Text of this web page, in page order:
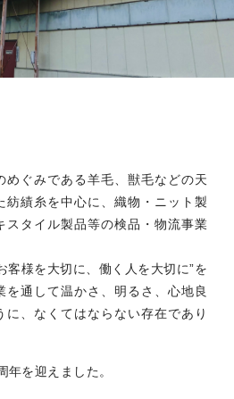
めぐみである羊毛、獣毛などの天
紡績糸を中心に、織物・ニット製
スタイル製品等の検品・物流事業
客様を大切に、働く人を大切に”を
を通して温かさ、明るさ、心地良
に、なくてはならない存在であり
を迎えました。